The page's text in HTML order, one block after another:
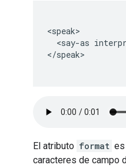
<speak>
<say-as
</speak>
El atributo format es
caracteres de campo